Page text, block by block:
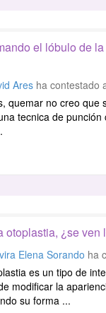
el lóbulo de
Ares ha contestado
quemar no creo que
tecnica de punción
otoplastia, ¿se ven
Elena Sorando ha
es un tipo de
modificar la
su forma ...